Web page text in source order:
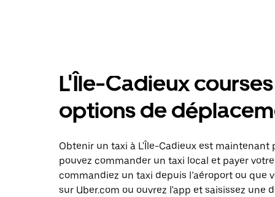
L'Île-Cadieux
options de
Obtenir un taxi à L'Île-Cadieux est maintenant
pouvez commander un taxi local et payer
commandiez un taxi depuis l’aéroport ou
sur Uber.com ou ouvrez l'app et saisissez une